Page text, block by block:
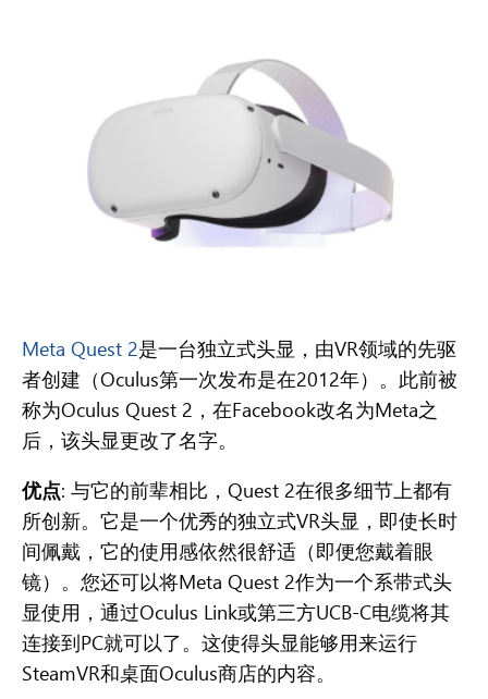
Meta Quest 2是一台独立式头显，由VR领域的先驱
者创建（Oculus第一次发布是在2012年）。此前被
称为Oculus Quest 2，在Facebook改名为Meta之
后，该头显更改了名字。
优点: 与它的前辈相比，Quest 2在很多细节上都有
所创新。它是一个优秀的独立式VR头显，即使长时
间佩戴，它的使用感依然很舒适（即便您戴着眼
镜）。您还可以将Meta Quest 2作为一个系带式头
显使用，通过Oculus Link或第三方UCB-C电缆将其
连接到PC就可以了。这使得头显能够用来运行
SteamVR和桌面Oculus商店的内容。